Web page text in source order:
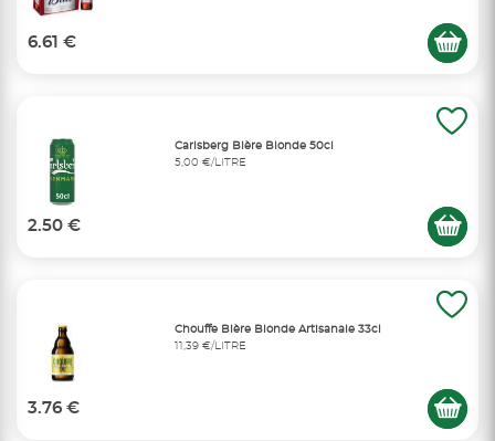
6.61 €
Carlsberg Bière Blonde 50cl
5,00 €/LITRE
2.50 €
Chouffe Bière Blonde Artisanale 33cl
11,39 €/LITRE
3.76 €